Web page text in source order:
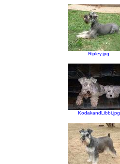
Ripley.jpg
KodakandLibbi.jpg